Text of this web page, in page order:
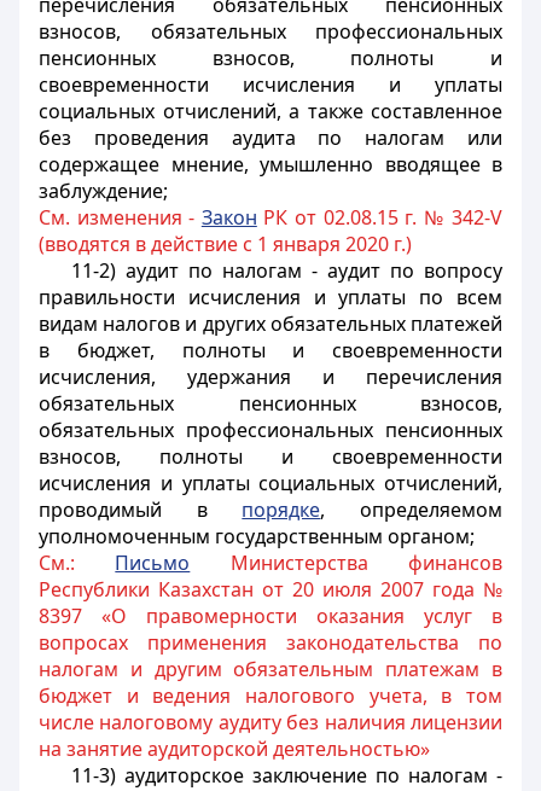
взносов, обязательных профессиональных
пенсионных взносов, полноты и
своевременности исчисления и уплаты
социальных отчислений, а также составленное
без проведения аудита по налогам или
содержащее мнение, умышленно вводящее в
заблуждение;
См. изменения - Закон РК от 02.08.15 г. № 342-V
(вводятся в действие с 1 января 2020 г.)
11-2) аудит по налогам - аудит по вопросу
правильности исчисления и уплаты по всем
видам налогов и других обязательных платежей
в бюджет, полноты и своевременности
исчисления, удержания и перечисления
обязательных пенсионных взносов,
обязательных профессиональных пенсионных
взносов, полноты и своевременности
исчисления и уплаты социальных отчислений,
проводимый в порядке, определяемом
уполномоченным государственным органом;
См.: Письмо Министерства финансов
Республики Казахстан от 20 июля 2007 года №
8397 «О правомерности оказания услуг в
вопросах применения законодательства по
налогам и другим обязательным платежам в
бюджет и ведения налогового учета, в том
числе налоговому аудиту без наличия лицензии
на занятие аудиторской деятельностью»
11-3) аудиторское заключение по налогам -